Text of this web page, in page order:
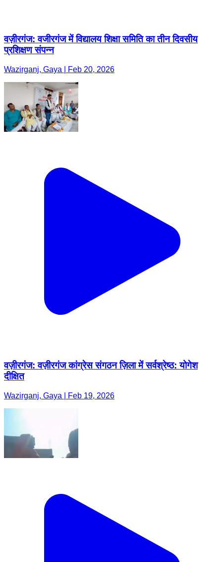
वज़ीरगंज: वजीरगंज में विद्यालय शिक्षा समिति का तीन दिवसीय
प्रशिक्षण संपन्न
Wazirganj, Gaya | Feb 20, 2026
वज़ीरगंज: वज़ीरगंज कांग्रेस संगठन ज़िला में सर्वश्रेष्ठ: योगेश
दीक्षित
Wazirganj, Gaya | Feb 19, 2026